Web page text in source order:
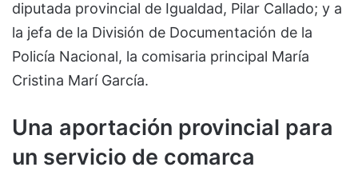
diputada provincial de Igualdad, Pilar Callado; y a
la jefa de la División de Documentación de la
Policía Nacional, la comisaria principal María
Cristina Marí García.
Una aportación provincial para
un servicio de comarca